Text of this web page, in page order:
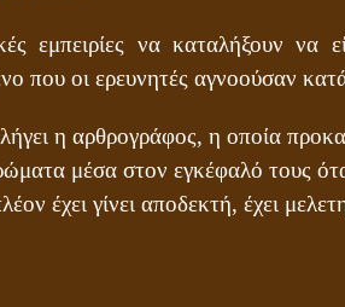
εμπειρίες να καταλήξουν να
που οι ερευνητές αγνοούσαν
η αρθρογράφος, η οποία
μέσα στον εγκέφαλό τους
έχει γίνει αποδεκτή, έχει